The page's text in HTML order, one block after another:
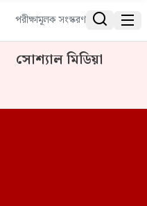
পরীক্ষামূলক সংস্করণ  
সোশ্যাল মিডিয়া